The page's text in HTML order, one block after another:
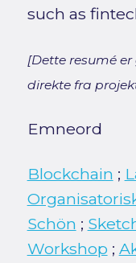
such as
[Dette resumé
direkte fra
Emneord
Blockchain ;
Schön ;
Workshop ;